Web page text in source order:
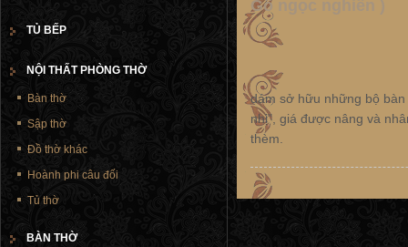
dám sở hữu những bộ
nhị", giá được nâng và
thèm.
TỦ BẾP
NỘI THẤT PHÒNG THỜ
Bàn thờ
Sập thờ
Đồ thờ khác
Hoành phi câu đối
Tủ thờ
BÀN THỜ